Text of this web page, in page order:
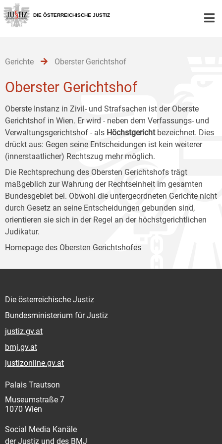
Zur
Hauptnavigation
[1]
Zum
Inhalt
[2]
Zum
Untermenü
[3]
DIE ÖSTERREICHISCHE JUSTIZ
Gerichte Oberster Gerichtshof
Oberster Gerichtshof
Oberste Instanz in Zivil- und Strafsachen ist der Oberste
Gerichtshof in Wien. Er wird - neben dem Verfassungs- und
Verwaltungsgerichtshof - als Höchstgerichtbezeichnet. Dies
drückt aus: Gegen seine Entscheidungen ist kein weiterer
(innerstaatlicher) Rechtszug mehr möglich.
Die Rechtsprechung des Obersten Gerichtshofs trägt
maßgeblich zur Wahrung der Rechtseinheit im gesamten
Bundesgebiet bei. Obwohl die untergeordneten Gerichte nicht
durch Gesetz an seine Entscheidungen gebunden sind,
orientieren sie sich in der Regel an der höchstgerichtlichen
Judikatur.
Homepage des Obersten Gerichtshofes
Die österreichische Justiz
Bundesministerium für Justiz
justiz.gv.at
bmj.gv.at
justizonline.gv.at
Palais Trautson
Museumstraße 7
1070 Wien
Social Media Kanäle
der Justiz und des BMJ